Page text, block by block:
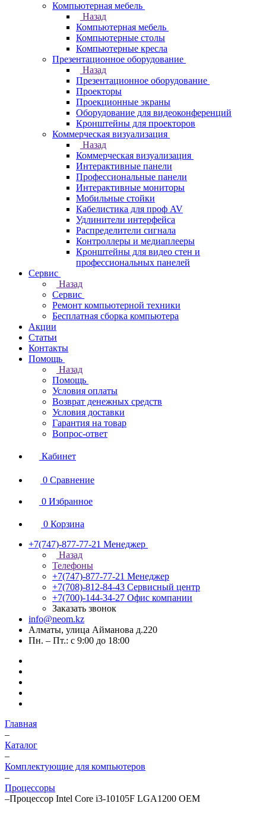
Компьютерная мебель
Назад
Компьютерная мебель
Компьютерные столы
Компьютерные кресла
Презентационное оборудование
Назад
Презентационное оборудование
Проекторы
Проекционные экраны
Оборудование для видеоконференций
Кронштейны для проекторов
Коммерческая визуализация
Назад
Коммерческая визуализация
Интерактивные панели
Профессиональные панели
Интерактивные мониторы
Мобильные стойки
Кабелистика для проф AV
Удлинители интерфейса
Распределители сигнала
Контроллеры и медиаплееры
Кронштейны для видео стен и
профессиональных панелей
Сервис
Назад
Сервис
Ремонт компьютерной техники
Бесплатная сборка компьютера
Акции
Статьи
Контакты
Помощь
Назад
Помощь
Условия оплаты
Возврат денежных средств
Условия доставки
Гарантия на товар
Вопрос-ответ
Кабинет
0 Сравнение
0 Избранное
0 Корзина
+7(747)-877-77-21 Менеджер
Назад
Телефоны
+7(747)-877-77-21 Менеджер
+7(708)-812-84-43 Сервисный центр
+7(700)-144-34-27 Офис компании
Заказать звонок
info@neom.kz
Алматы, улица Айманова д.220
Пн. – Пт.: с 9:00 до 18:00
Главная
–
Каталог
–
Комплектующие для компьютеров
–
Процессоры
–Процессор Intel Core i3-10105F LGA1200 OEM